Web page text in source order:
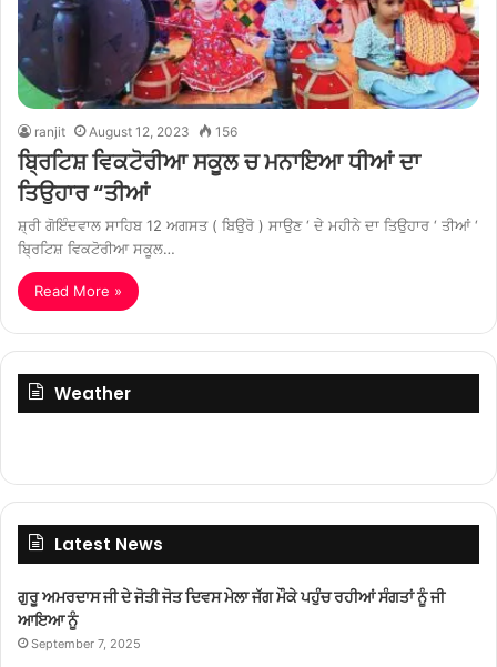
ranjit August 12, 2023 156
ਬ੍ਰਿਟਿਸ਼ ਵਿਕਟੋਰੀਆ ਸਕੂਲ ਚ ਮਨਾਇਆ ਧੀਆਂ ਦਾ
ਤਿਉਹਾਰ “ਤੀਆਂ
ਸ਼੍ਰੀ ਗੋਇੰਦਵਾਲ ਸਾਹਿਬ 12 ਅਗਸਤ ( ਬਿਉਰੋ ) ਸਾਉਣ ‘ ਦੇ ਮਹੀਨੇ ਦਾ ਤਿਉਹਾਰ ‘ ਤੀਆਂ ‘
ਬ੍ਰਿਟਿਸ਼ ਵਿਕਟੋਰੀਆ ਸਕੂਲ…
Read More »
Weather
Latest News
ਗੁਰੂ ਅਮਰਦਾਸ ਜੀ ਦੇ ਜੋਤੀ ਜੋਤ ਦਿਵਸ ਮੇਲਾ ਜੱਗ ਮੌਕੇ ਪਹੁੰਚ ਰਹੀਆਂ ਸੰਗਤਾਂ ਨੂੰ ਜੀ
ਆਇਆ ਨੂੰ
September 7, 2025